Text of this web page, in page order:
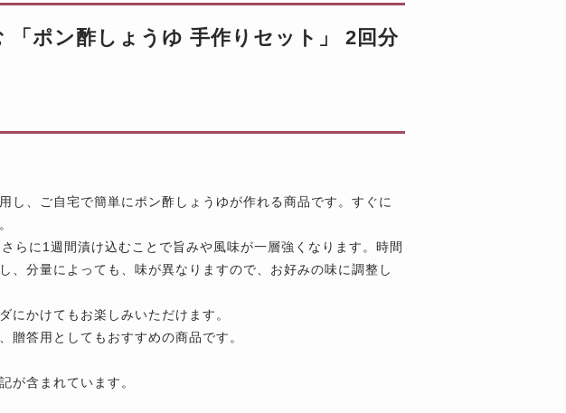
「ポン酢しょうゆ 手作りセット」 2回分
し、ご自宅で簡単にポン酢しょうゆが作れる商品です。すぐに
らに1週間漬け込むことで旨みや風味が一層強くなります。時間
、分量によっても、味が異なりますので、お好みの味に調整し
にかけてもお楽しみいただけます。
贈答用としてもおすすめの商品です。
が含まれています。